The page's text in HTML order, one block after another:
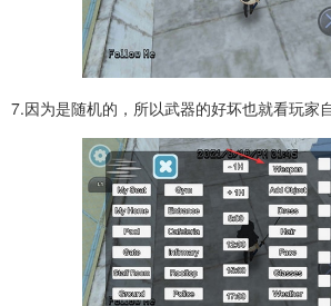
7.因为是随机的，所以武器的好坏也就看玩家